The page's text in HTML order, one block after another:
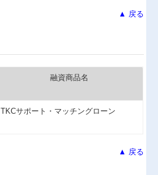
▲ 戻る
融資商品名
TKCサポート・マッチングローン
▲ 戻る